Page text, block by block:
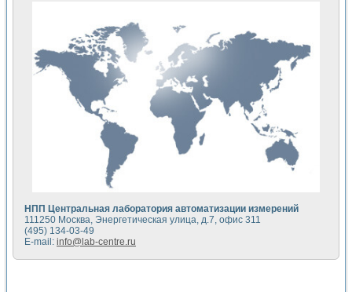
Разработка автоматизированного стенда для измерения
Применение среды LabVIEW для построения картины
Портативная система для определения показателей
Использование LabVIEW для управления источником
Устройство для снятия вольт-амперных характеристик
Передовые научные технологии: нано-, фемто-,
Автоматизированная установка по измерению временных
Автоматизированный лабораторный комплекс на базе
Визуализация моделирования и оптимизации тепловой
Виртуальный прибор для исследования функциональных
Исследование возможности создания экономичного
Исследование кинетики движения макрочастиц в
Метод прогнозирования свойств дисперсных продуктов
Недорогая система управления сверхпроводящим
Применение технологий NI в курсе экспериментальной
Расчет переноса аэрозоля и выпадения осадка в
НПП Центральная лаборатория автоматизации измерений
111250 Москва, Энергетическая улица, д.7, офис 311
(495) 134-03-49
E-mail: info@lab-centre.ru